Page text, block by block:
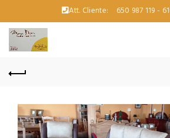
Att. Cliente: 650 987 119 -